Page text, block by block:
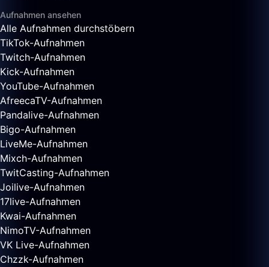
Aufnahmen ansehen
Alle Aufnahmen durchstöbern
TikTok-Aufnahmen
Twitch-Aufnahmen
Kick-Aufnahmen
YouTube-Aufnahmen
AfreecaTV-Aufnahmen
Pandalive-Aufnahmen
Bigo-Aufnahmen
LiveMe-Aufnahmen
Mixch-Aufnahmen
TwitCasting-Aufnahmen
Joilive-Aufnahmen
17live-Aufnahmen
Kwai-Aufnahmen
NimoTV-Aufnahmen
VK Live-Aufnahmen
Chzzk-Aufnahmen